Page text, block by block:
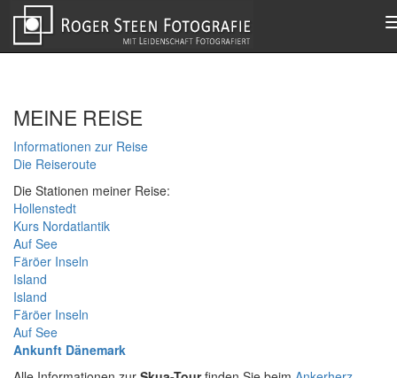
MEINE REISE
Informationen zur Reise
Die Reiseroute
Die Stationen meiner Reise:
Hollenstedt
Kurs Nordatlantik
Auf See
Färöer Inseln
Island
Island
Färöer Inseln
Auf See
Ankunft Dänemark